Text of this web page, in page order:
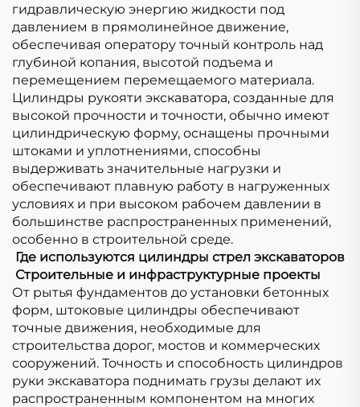
гидравлическую энергию жидкости под
давлением в прямолинейное движение,
обеспечивая оператору точный контроль над
глубиной копания, высотой подъема и
перемещением перемещаемого материала.
Цилиндры рукояти экскаватора, созданные для
высокой прочности и точности, обычно имеют
цилиндрическую форму, оснащены прочными
штоками и уплотнениями, способны
выдерживать значительные нагрузки и
обеспечивают плавную работу в нагруженных
условиях и при высоком рабочем давлении в
большинстве распространенных применений,
особенно в строительной среде.
Где используются цилиндры стрел экскаваторов
Строительные и инфраструктурные проекты
От рытья фундаментов до установки бетонных
форм, штоковые цилиндры обеспечивают
точные движения, необходимые для
строительства дорог, мостов и коммерческих
сооружений. Точность и способность цилиндров
руки экскаватора поднимать грузы делают их
распространенным компонентом на многих